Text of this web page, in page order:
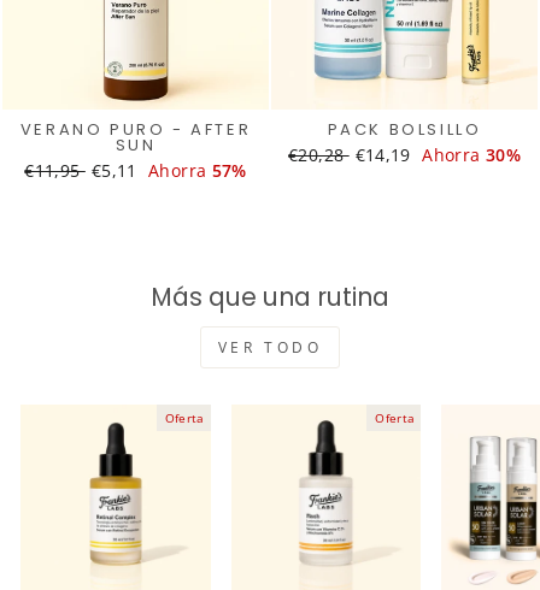
VERANO PURO - AFTER
SUN
Translation
€11,95 Translation
€5,11 Ahorra 57%
PACK BOLSILLO
Translation
€20,28 Translation
€14,19 Ahorra 30%
Más que una rutina
VER TODO
Oferta Oferta